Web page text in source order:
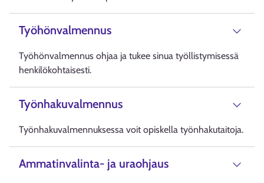
Työhönvalmennus
Työhönvalmennus ohjaa ja tukee sinua työllistymisessä
henkilökohtaisesti.
Työnhakuvalmennus
Työnhakuvalmennuksessa voit opiskella työnhakutaitoja.
Ammatinvalinta- ja uraohjaus